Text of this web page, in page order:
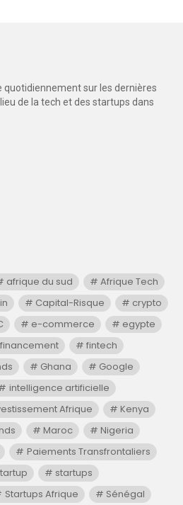
sur les dernières
de la tech et des startups dans
afrique du sud
Afrique Tech
Capital-Risque
crypto
e-commerce
egypte
financement
fintech
Ghana
Google
intelligence artificielle
Afrique
Kenya
Maroc
Nigeria
Paiements Transfrontaliers
startups
Startups Afrique Sénégal